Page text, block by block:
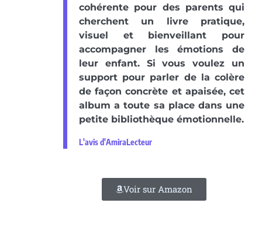
cohérente pour des parents qui
cherchent un livre pratique,
visuel et bienveillant pour
accompagner les émotions de
leur enfant. Si vous voulez un
support pour parler de la colère
de façon concrète et apaisée, cet
album a toute sa place dans une
petite bibliothèque émotionnelle.
L'avis d'AmiraLecteur
Voir sur Amazon